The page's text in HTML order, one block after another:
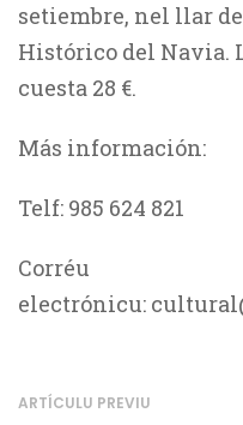
setiembre, nel llar
Histórico del Navia.
cuesta 28 €.
Más información:
Telf: 985 624 821
Corréu
electrónicu:
ARTÍCULU PREVIU